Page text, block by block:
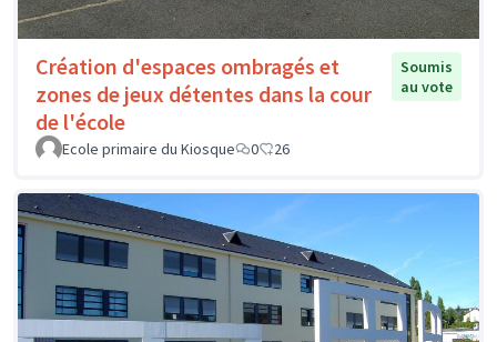
Création d'espaces ombragés et
zones de jeux détentes dans la cour
de l'école
Soumis
au vote
Ecole primaire du Kiosque 0 26